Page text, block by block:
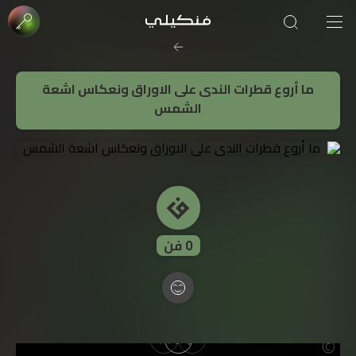
ما أروع قطرات الندى على الاوراق ونعكاس اشعة
الشمس
0فن
صورة الغلاف من فن
SOUFIANE Abid